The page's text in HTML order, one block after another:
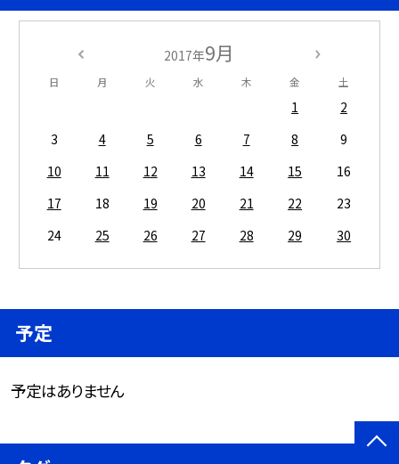
2017年9月
日 月 火 水 木 金 土
1
2
3
4 5 6 7 8
9
10
11 12 13 14 15
16
17
18 19 20 21 22
23
24
25 26 27 28 29 30
予定
予定はありません